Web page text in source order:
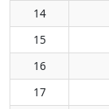
14
15
16
17